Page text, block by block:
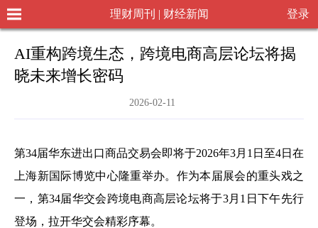
理财周刊 | 财经新闻 登录
AI重构跨境生态，跨境电商高层论坛将揭
晓未来增长密码
2026-02-11
第34届华东进出口商品交易会即将于2026年3月1日至4日在
上海新国际博览中心隆重举办。作为本届展会的重头戏之
一，第34届华交会跨境电商高层论坛将于3月1日下午先行
登场，拉开华交会精彩序幕。